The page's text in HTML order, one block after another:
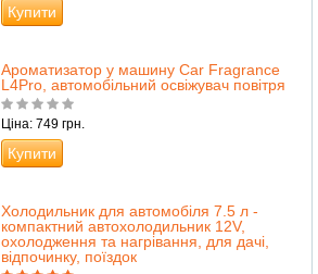
Купити
Ароматизатор у машину Car Fragrance
L4Pro, автомобільний освіжувач повітря
Ціна: 749 грн.
Купити
Холодильник для автомобіля 7.5 л -
компактний автохолодильник 12V,
охолодження та нагрівання, для дачі,
відпочинку, поїздок